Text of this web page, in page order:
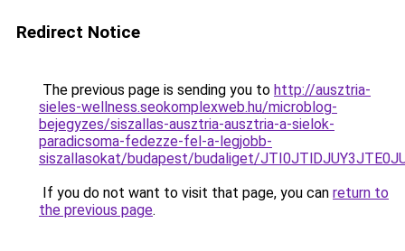
Redirect Notice
The previous page is sending you to http://ausztria-
sieles-wellness.seokomplexweb.hu/microblog-
bejegyzes/siszallas-ausztria-ausztria-a-sielok-
paradicsoma-fedezze-fel-a-legjobb-
siszallasokat/budapest/budaliget/
If you do not want to visit that page, you can return to
the previous page.